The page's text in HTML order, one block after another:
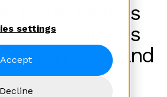
settings
Accept
Decline
beste relaties
nog steeds
om tot stand